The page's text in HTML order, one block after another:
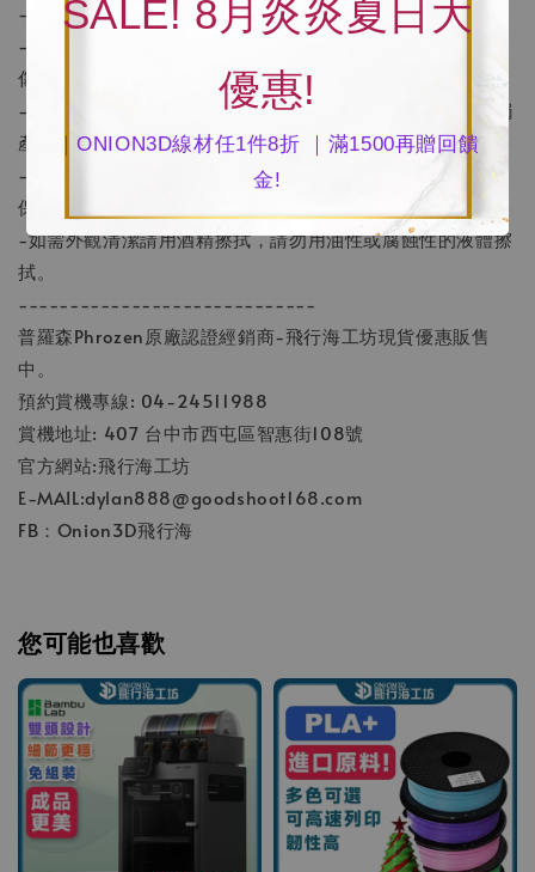
SALE! 8月炎炎夏日大
優惠!
｜ONION3D線材任1件8折 ｜滿1500再贈回饋
金!
-請勿使用產品切割金屬或玻璃。
-產品使用中及使用後請勿直接觸摸刀片； 高溫會導致灼
傷。
-高壓電注意，非專業維修人員請勿自行拆卸產品，以免誤觸
產生危險
-----------------------------
保養方式
-如需外觀清潔請用酒精擦拭，請勿用油性或腐蝕性的液體擦
拭。
-----------------------------
普羅森Phrozen原廠認證經銷商-飛行海工坊現貨優惠販售
中。
預約賞機專線: 04-24511988
賞機地址: 407 台中市西屯區智惠街108號
官方網站:飛行海工坊
E-MAIL:dylan888@goodshoot168.com
FB：Onion3D飛行海
您可能也喜歡